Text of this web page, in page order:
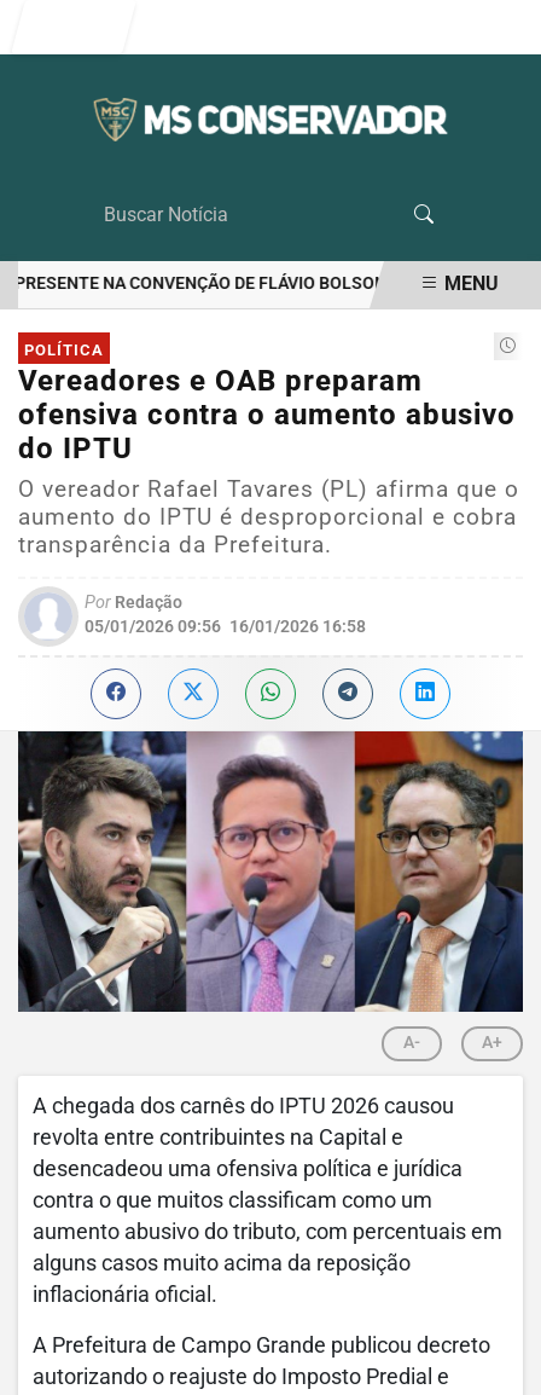
NA CONVENÇÃO DE FLÁVIO BOLSONARO RIEDEL
EM ALTA
MENU
POLÍTICA
Vereadores e OAB preparam
ofensiva contra o aumento abusivo
do IPTU
O vereador Rafael Tavares (PL) afirma que o
aumento do IPTU é desproporcional e cobra
transparência da Prefeitura.
Por Redação
05/01/2026 09:56 16/01/2026 16:58
A- A+
A chegada dos carnês do IPTU 2026 causou
revolta entre contribuintes na Capital e
desencadeou uma ofensiva política e jurídica
contra o que muitos classificam como um
aumento abusivo do tributo, com percentuais em
alguns casos muito acima da reposição
inflacionária oficial.
A Prefeitura de Campo Grande publicou decreto
autorizando o reajuste do Imposto Predial e